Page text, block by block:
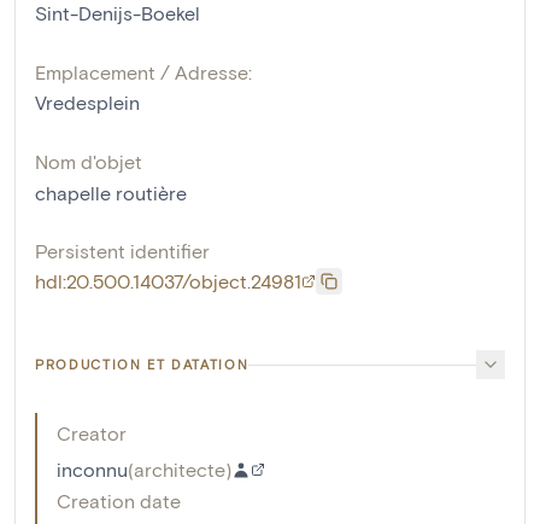
Sint-Denijs-Boekel
Emplacement / Adresse:
Vredesplein
Nom d'objet
chapelle routière
Persistent identifier
hdl:20.500.14037/object.24981
PRODUCTION ET DATATION
Creator
inconnu(architecte)
Creation date